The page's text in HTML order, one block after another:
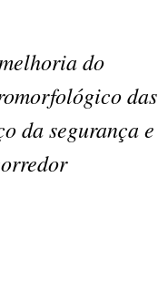
do
das
da segurança e